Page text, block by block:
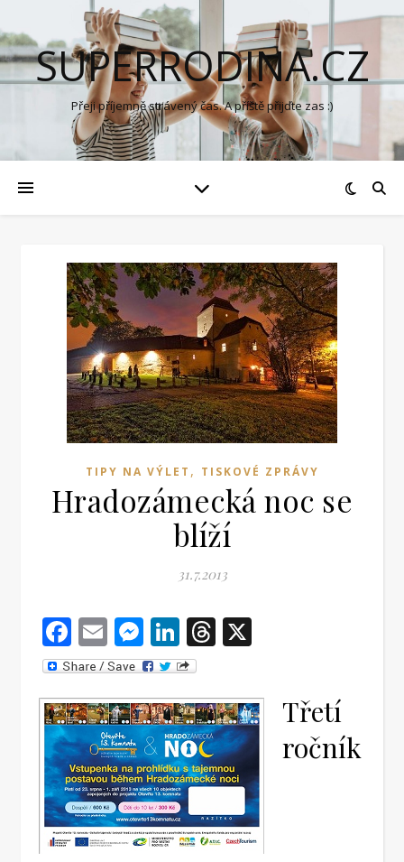
SUPERRODINA.CZ
Přeji příjemně strávený čas. A příště přijďte zas :)
TIPY NA VÝLET , TISKOVÉ ZPRÁVY
Hradozámecká noc se
blíží
31.7.2013
Facebook
EmailMessenger
LinkedIn
Threads
Třetí
ročník